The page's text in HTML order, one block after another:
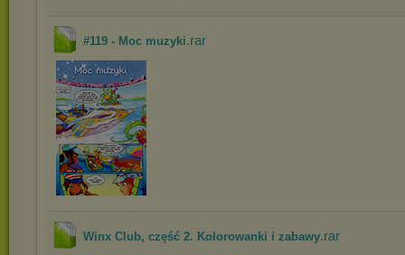
#119 - Moc muzyki.rar
Winx Club, część 2. Kolorowanki i zabawy.rar